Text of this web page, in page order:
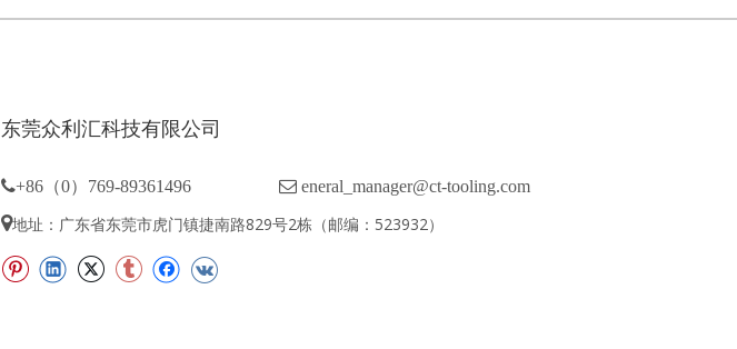
东莞众利汇科技有限公司
+86（0）769-89361496  eneral_manager@ct-tooling.com
地址：广东省东莞市虎门镇捷南路829号2栋（邮编：523932）